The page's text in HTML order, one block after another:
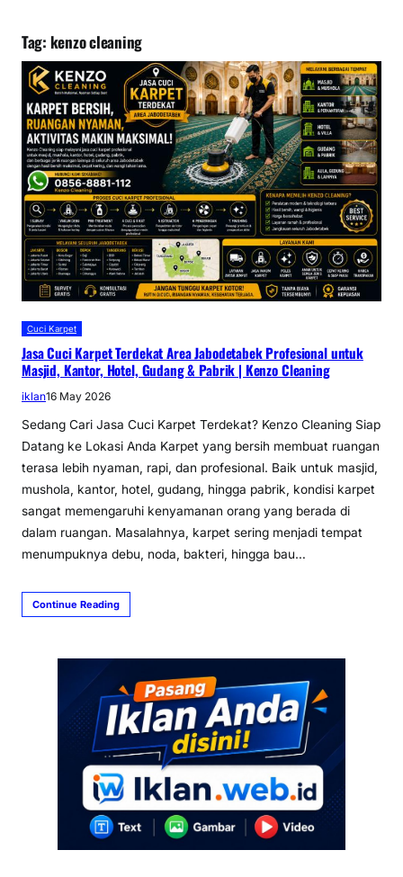
Tag: kenzo cleaning
Cuci Karpet
Jasa Cuci Karpet Terdekat Area Jabodetabek Profesional untuk
Masjid, Kantor, Hotel, Gudang & Pabrik | Kenzo Cleaning
iklan16 May 2026
Sedang Cari Jasa Cuci Karpet Terdekat? Kenzo Cleaning Siap
Datang ke Lokasi Anda Karpet yang bersih membuat ruangan
terasa lebih nyaman, rapi, dan profesional. Baik untuk masjid,
mushola, kantor, hotel, gudang, hingga pabrik, kondisi karpet
sangat memengaruhi kenyamanan orang yang berada di
dalam ruangan. Masalahnya, karpet sering menjadi tempat
menumpuknya debu, noda, bakteri, hingga bau…
Continue Reading